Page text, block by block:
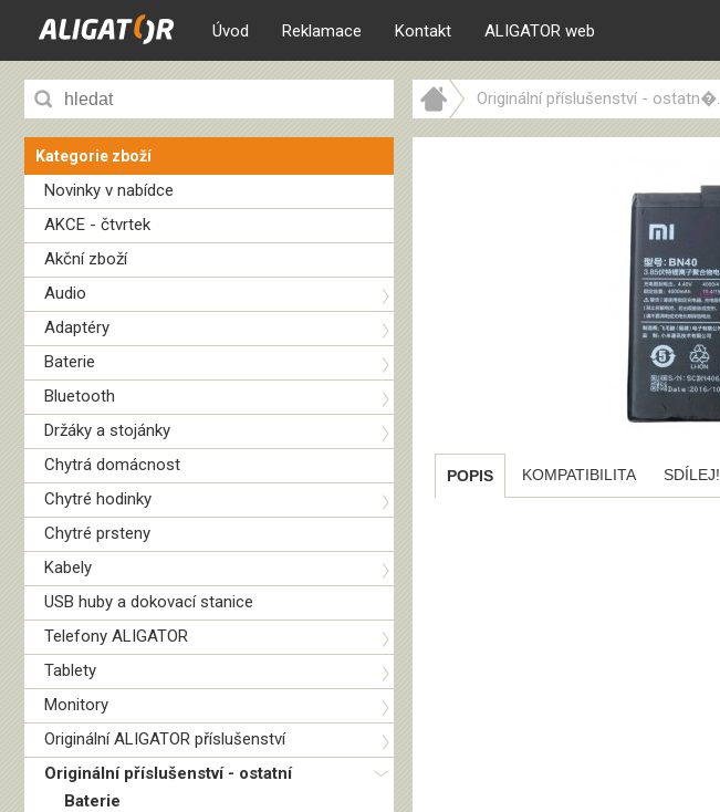
Úvod Reklamace Kontakt ALIGATOR web
Kategorie zboží
Novinky v nabídce
AKCE - čtvrtek
Akční zboží
Audio
Adaptéry
Baterie
Bluetooth
Držáky a stojánky
Chytrá domácnost
Chytré hodinky
Chytré prsteny
Kabely
USB huby a dokovací stanice
Telefony ALIGATOR
Tablety
Monitory
Originální ALIGATOR příslušenství
Originální příslušenství - ostatní
Baterie
Originální příslušenství - ostatn�...
POPIS KOMPATIBILITA SDÍLEJ!